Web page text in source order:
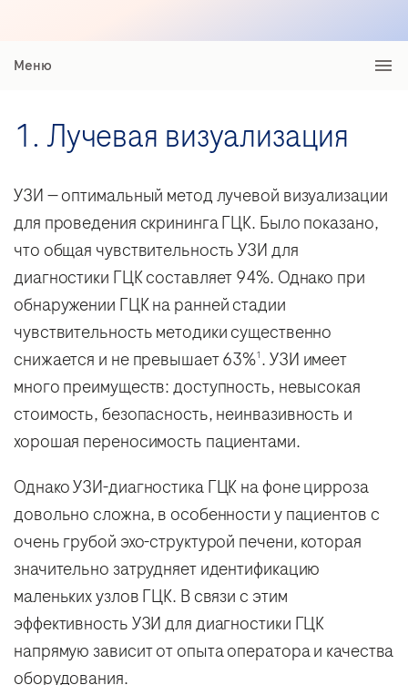
Меню
1. Лучевая визуализация
УЗИ — оптимальный метод лучевой визуализации
для проведения скрининга ГЦК. Было показано,
что общая чувствительность УЗИ для
диагностики ГЦК составляет 94%. Однако при
обнаружении ГЦК на ранней стадии
чувствительность методики существенно
снижается и не превышает 63%1 . УЗИ имеет
много преимуществ: доступность, невысокая
стоимость, безопасность, неинвазивность и
хорошая переносимость пациентами.
Однако УЗИ-диагностика ГЦК на фоне цирроза
довольно сложна, в особенности у пациентов с
очень грубой эхо-структурой печени, которая
значительно затрудняет идентификацию
маленьких узлов ГЦК. В связи с этим
эффективность УЗИ для диагностики ГЦК
напрямую зависит от опыта оператора и качества
оборудования.